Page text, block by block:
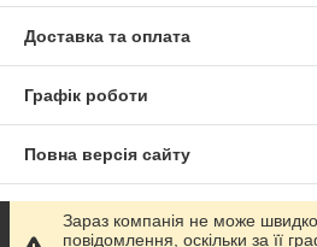
Доставка та оплата
Графік роботи
Повна версія сайту
Сайт створено на маркетплейсі
Зараз компанія не може
повідомлення, оскільки за її